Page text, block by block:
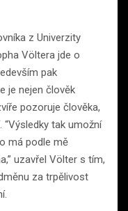
z Univerzity
Völtera jde o
pak
je nejen člověk
pozoruje člověka,
tak umožní
má podle mě
uzavřel Völter s tím,
za trpělivost